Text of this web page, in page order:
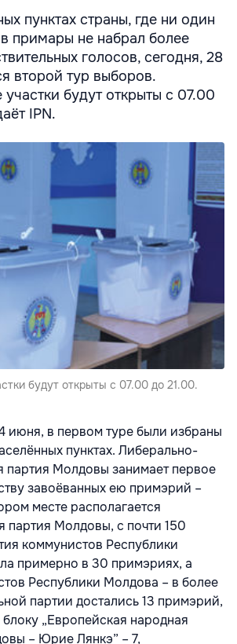
пунктах страны, где ни один
примары не набрал более
голосов, сегодня, 28
второй тур выборов.
будут открыты с 07.00
IPN.
будут открыты с 07.00 до 21.00.
июня, в первом туре были избраны
пунктах. Либерально-
партия Молдовы занимает первое
завоёванных ею примэрий –
месте располагается
партия Молдовы, с почти 150
коммунистов Республики
примерно в 30 примэриях, а
Республики Молдова – в более
партии достались 13 примэрий,
„Европейская народная
– Юрие Лянкэ” – 7,